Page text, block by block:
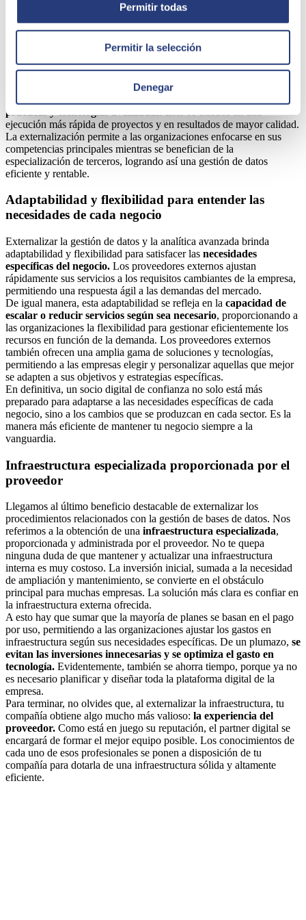
Permitir todas
Permitir la selección
Denegar
flexibles, permitiendo a sus clientes pagar solo por los servicios
utilizadosy eliminando gastos fijos innecesarios. Eso quiere decir
pudiendo escalarlos y reducirlos según sea necesario. Sin duda, es
un modelo que se adapta milimétricamente a las necesidades de cada
negocio.
Por otro lado, también mejora la eficiencia del servicio al aprovechar
la experiencia de un
prácticas y tecnologías avanzadas.
ejecución más rápida de proyectos y en resultados de mayor calidad.
La externalización permite a las organizaciones enfocarse en sus
competencias principales mientras se benefician de la
especialización de terceros, logrando así una gestión de datos
eficiente y rentable.
Adaptabilidad y flexibilidad para entender las
necesidades de cada negocio
Externalizar la gestión de datos y la analítica avanzada brinda
adaptabilidad y flexibilidad para satisfacer las necesidades
específicas del negocio. Los proveedores externos ajustan
rápidamente sus servicios a los requisitos cambiantes de la empresa,
permitiendo una respuesta ágil a las demandas del mercado.
De igual manera, esta adaptabilidad se refleja en la capacidad de
escalar o reducir servicios según sea necesario, proporcionando a
las organizaciones la flexibilidad para gestionar eficientemente los
recursos en función de la demanda. Los proveedores externos
también ofrecen una amplia gama de soluciones y tecnologías,
permitiendo a las empresas elegir y personalizar aquellas que mejor
se adapten a sus objetivos y estrategias específicas.
En definitiva, un socio digital de confianza no solo está más
preparado para adaptarse a las necesidades específicas de cada
negocio, sino a los cambios que se produzcan en cada sector. Es la
manera más eficiente de mantener tu negocio siempre a la
vanguardia.
Infraestructura especializada proporcionada por el
proveedor
Llegamos al último beneficio destacable de externalizar los
procedimientos relacionados con la gestión de bases de datos. Nos
referimos a la obtención de una infraestructura especializada,
proporcionada y administrada por el proveedor. No te quepa
ninguna duda de que mantener y actualizar una infraestructura
interna es muy costoso. La inversión inicial, sumada a la necesidad
de ampliación y mantenimiento, se convierte en el obstáculo
principal para muchas empresas. La solución más clara es confiar en
la infraestructura externa ofrecida.
A esto hay que sumar que la mayoría de planes se basan en el pago
por uso, permitiendo a las organizaciones ajustar los gastos en
infraestructura según sus necesidades específicas. De un plumazo, se
evitan las inversiones innecesarias y se optimiza el gasto en
tecnología. Evidentemente, también se ahorra tiempo, porque ya no
es necesario planificar y diseñar toda la plataforma digital de la
empresa.
Para terminar, no olvides que, al externalizar la infraestructura, tu
compañía obtiene algo mucho más valioso: la experiencia del
proveedor. Como está en juego su reputación, el partner digital se
encargará de formar el mejor equipo posible. Los conocimientos de
cada uno de esos profesionales se ponen a disposición de tu
compañía para dotarla de una infraestructura sólida y altamente
eficiente.